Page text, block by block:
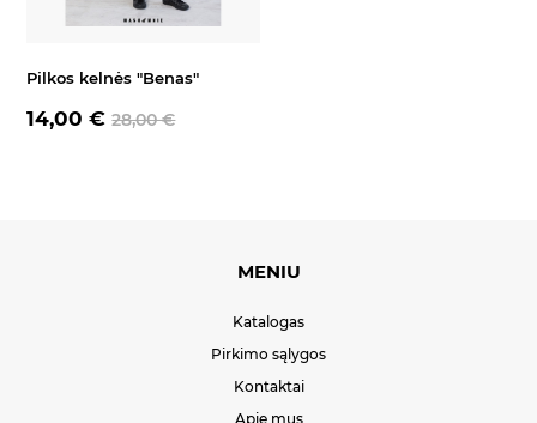
Pilkos kelnės "Benas"
14,00 €28,00 €
MENIU
Katalogas
Pirkimo sąlygos
Kontaktai
Apie mus